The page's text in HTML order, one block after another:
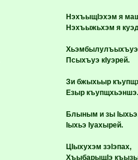
НэхъыщIэхэм я
Нэхъыжьхэм я
Псыхъуэ кIуэрей.
Зи бжыхьыр
Езыр
Блыным и зы
Iыхьэ Iуахырей.
ЦIыхухэм зэIэпах,
ХъыбарыщIэ